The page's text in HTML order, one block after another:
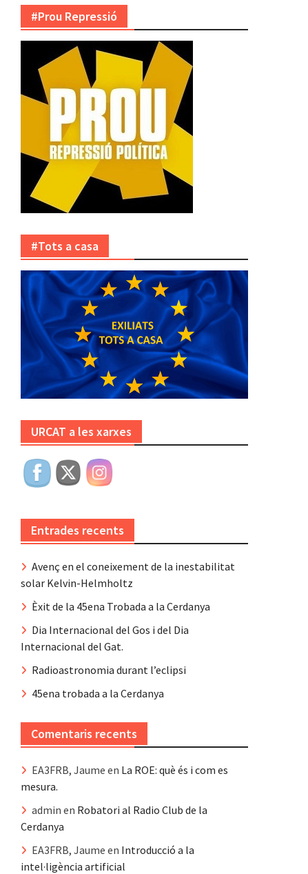
#Prou Repressió
#Tots a casa
URCAT a les xarxes
Entrades recents
Avenç en el coneixement de la inestabilitat
solar Kelvin-Helmholtz
Èxit de la 45ena Trobada a la Cerdanya
Dia Internacional del Gos i del Dia
Internacional del Gat.
Radioastronomia durant l’eclipsi
45ena trobada a la Cerdanya
Comentaris recents
EA3FRB, Jaume en La ROE: què és i com es
mesura.
admin en Robatori al Radio Club de la
Cerdanya
EA3FRB, Jaume en Introducció a la
intel·ligència artificial